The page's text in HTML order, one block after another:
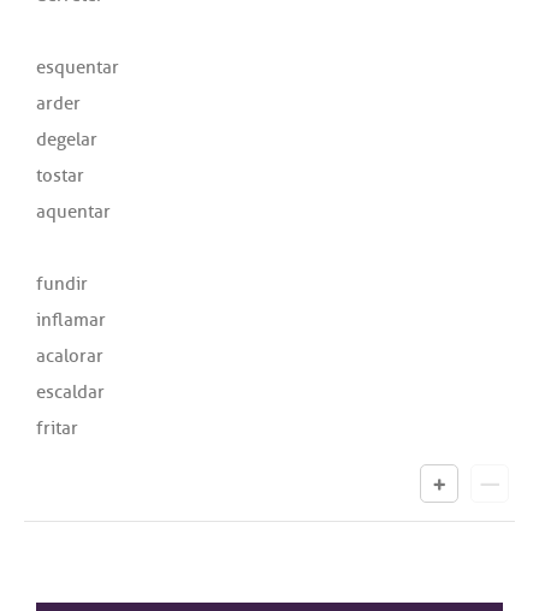
esquentar
arder
degelar
tostar
aquentar
fundir
inflamar
acalorar
escaldar
fritar